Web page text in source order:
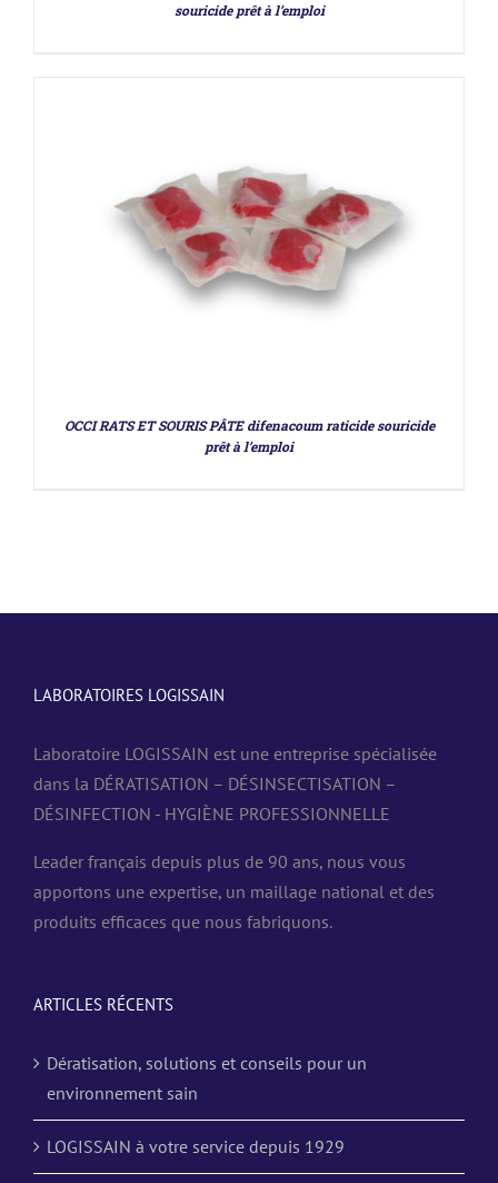
souricide prêt à l’emploi
OCCI RATS ET SOURIS PÂTE difenacoum raticide souricide
prêt à l’emploi
LABORATOIRES LOGISSAIN
Laboratoire LOGISSAIN est une entreprise spécialisée
dans la DÉRATISATION – DÉSINSECTISATION –
DÉSINFECTION - HYGIÈNE PROFESSIONNELLE
Leader français depuis plus de 90 ans, nous vous
apportons une expertise, un maillage national et des
produits efficaces que nous fabriquons.
ARTICLES RÉCENTS
Dératisation, solutions et conseils pour un
environnement sain
LOGISSAIN à votre service depuis 1929